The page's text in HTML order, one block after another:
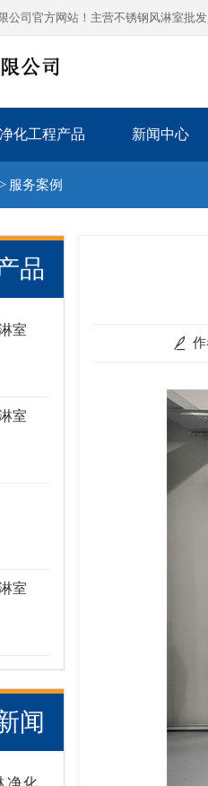
公司官方网站！主营不锈钢风淋室批
净化工程产品 新闻中心
> 服务案例
品
室
室
室
闻
净化